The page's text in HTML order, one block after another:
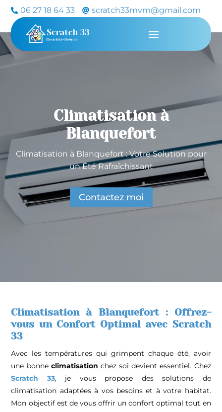
 06 27 18 64 33  scratch33mvm@gmail.com
Climatisation à
Blanquefort
Climatisation à Blanquefort : Votre Solution pour
un Été Rafraîchissant
Contactez moi
Climatisation à Blanquefort : Offrez-
vous un Confort Optimal avec Scratch
33
Avec les températures qui grimpent chaque été, avoir
une bonne climatisation chez soi devient essentiel. Chez
Scratch 33, je vous propose des solutions de
climatisation adaptées à vos besoins et à votre habitat.
Mon objectif est de vous offrir un confort optimal tout en